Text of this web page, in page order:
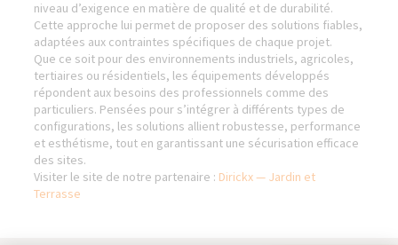
niveau d’exigence en matière de qualité et de durabilité.
Cette approche lui permet de proposer des solutions fiables,
adaptées aux contraintes spécifiques de chaque projet.
Que ce soit pour des environnements industriels, agricoles,
tertiaires ou résidentiels, les équipements développés
répondent aux besoins des professionnels comme des
particuliers. Pensées pour s’intégrer à différents types de
configurations, les solutions allient robustesse, performance
et esthétisme, tout en garantissant une sécurisation efficace
des sites.
Visiter le site de notre partenaire : Dirickx — Jardin et
Terrasse